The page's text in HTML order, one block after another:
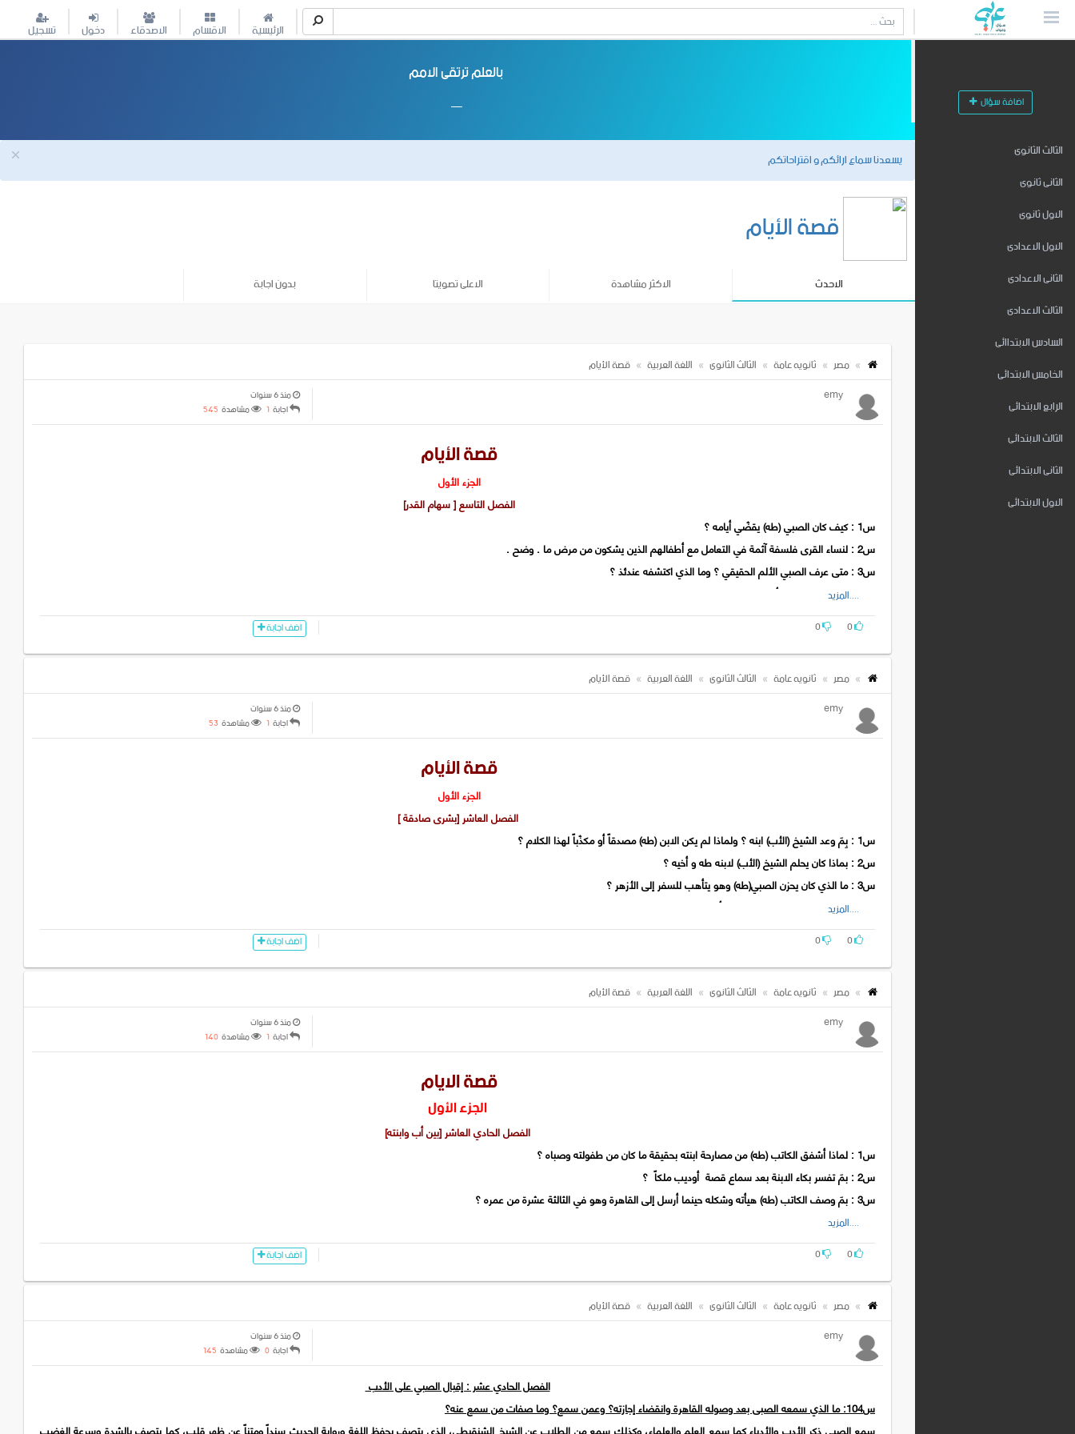
الرئيسية الاقسام الاصدقاء دخول تسجيل
اضافة سؤال
الثالث الثانوى
الثانى ثانوى
الاول ثانوى
الاول الاعدادى
الثانى الاعدادى
الثالث الاعدادى
السادس الابتداائى
الخامس الابتدائى
الرابع الابتدائى
الثالث الابتدائى
الثانى الابتدائى
الاول الابتدائى
بالعلم ترتقى الامم
يسعدنا سماع ارائكم و اقتراحاتكم
قصة الأيام
الاحدث الاكثر مشاهدة الاعلى تصويتا بدون اجابة
مصر ثانويه عامة الثالث الثانوى اللغة العربية
قصة الأيام
emy
منذ 6 سنوات
اجابة1 مشاهدة545
قصة الأيام
الجزء الأول
الفصل التاسع [ سهام القدر]
س1 : كيف كان الصبي (طه) يقضّي أيامه ؟
س2 : لنساء القرى فلسفة آثمة في التعامل مع أطفالهم الذين يشكون من مرض ما . وضح .
س3 : متى عرف الصبي الألم الحقيقي ؟ وما الذي اكتشفه عندئذ ؟
س5 : لمَ عدّ طه حسين شقيقته ضحية الإهمال ؟
س7 : ما الذي كان يفعله الشيخ والأم كلما ازداد صراخ الطفلة ؟
س8 : عاد الشيخ إلى داره مع الظهر وقد وارى ابنته في التراب... منذ ذلك اليوم اتصلت الأواصر بين الحزن وبين هذه الأسرة ... ماذا قصد الكاتب بهذه الأواصر ؟
س9 : ما اليوم الذي طبع الأسرة بطابع الحزن الدائم ؟
س10 : ما الذي تعوّد عليه الشيخ و أسرته عند كل غذاء و عشاء ؟
....المزيد
0
0 اضف اجابة
مصر ثانويه عامة الثالث الثانوى اللغة العربية
قصة الأيام
emy
منذ 6 سنوات
اجابة1 مشاهدة53
قصة الأيام
الجزء الأول
الفصل العاشر [بشرى صادقة ]
س1 : بِمَ وعد الشيخ (الأب) ابنه ؟ ولماذا لم يكن الابن (طه) مصدقاً أو مكذّباً لهذا الكلام ؟
س2 : بماذا كان يحلم الشيخ (الأب) لابنه طه و أخيه ؟
س3 : ما الذي كان يحزن الصبي(طه) وهو يتأهب للسفر إلى الأزهر ؟
س5 : ماذا أراد الصبي (طه) أن يدرس في أول سنة له في الأزهر ؟ و بمَ نصحه أخوه حينئذ ؟
....المزيد
0
0 اضف اجابة
مصر ثانويه عامة الثالث الثانوى اللغة العربية
قصة الأيام
emy
منذ 6 سنوات
اجابة1 مشاهدة140
قصة الايام
الجزء الأول
الفصل الحادي العاشر [بين أب وابنته]
س1 : لماذا أشفق الكاتب (طه) من مصارحة ابنته بحقيقة ما كان من طفولته وصباه ؟
س2 : بمَ تفسر بكاء الابنة بعد سماع قصة أوديب ملكاً ؟
س3 : بمَ وصف الكاتب (طه) هيأته وشكله حينما أرسل إلى القاهرة وهو في الثالثة عشرة من عمره ؟
س5 : لماذا كان طه حسين يخفي عن أبويه ما كان فيه من حرمان أثناء دراسته في الأزهر ؟
....المزيد
0
0 اضف اجابة
مصر ثانويه عامة الثالث الثانوى اللغة العربية
قصة الأيام
emy
منذ 6 سنوات
اجابة0 مشاهدة145
الفصل الحادي عشر : إقبال الصبي على الأدب
س104: ما الذي سمعه الصبى بعد وصوله القاهرة وانقضاء إجازته؟ وعمن سمع؟ وما
صفات من سمع عنه؟
سمع الصبى ذكر الأدب والأدباء كما سمع العلم والعلماء، وكذلك سمع من الطلاب عن الشيخ الشنقيطى، الذى يتصف بحفظ اللغة ورواية الحديث سنداً ومتناً عن ظهر قلب، كما يتصف بالشدة وسرعة الغضب